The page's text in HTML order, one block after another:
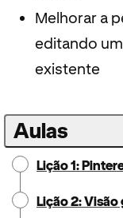
Melhorar a
editando
existente
Aulas
Lição 1:
Lição 2: